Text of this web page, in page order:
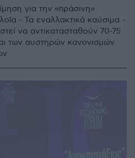
για την «πράσινη»
- Τα εναλλακτικά καύσιμα -
να αντικατασταθούν 70-75
των αυστηρών κανονισμών